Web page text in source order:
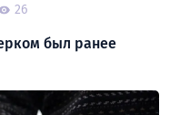
26
был ранее